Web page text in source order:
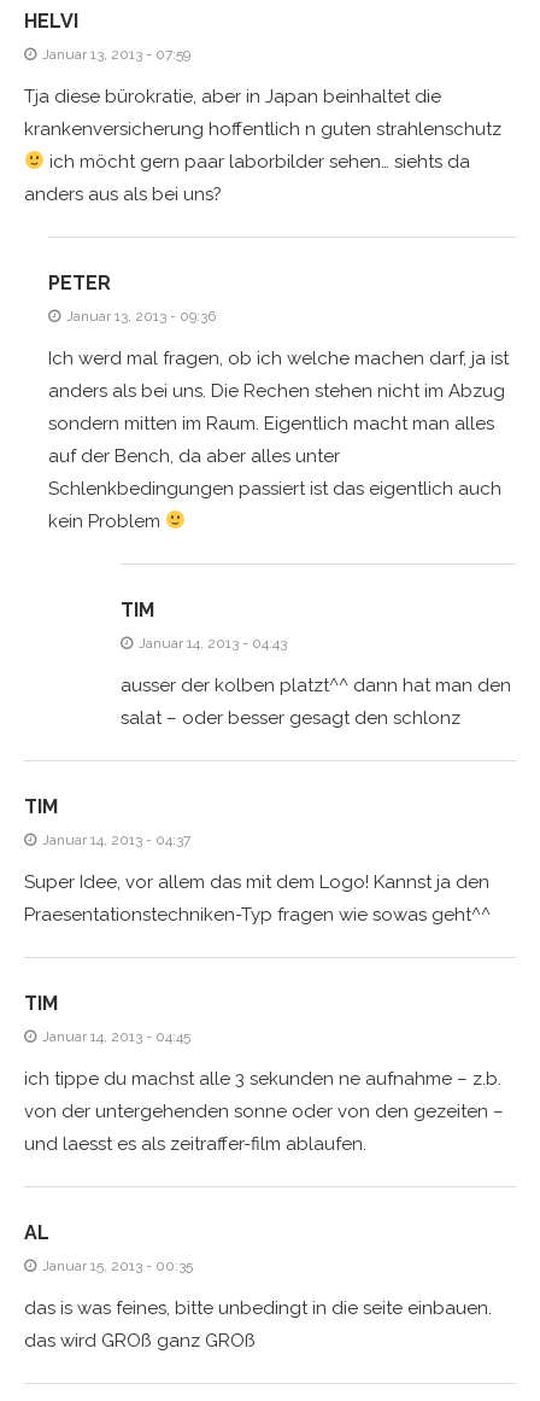
HELVI
Januar 13, 2013 - 07:59
Tja diese bürokratie, aber in Japan beinhaltet die
krankenversicherung hoffentlich n guten strahlenschutz
ich möcht gern paar laborbilder sehen… siehts da
anders aus als bei uns?
PETER
Januar 13, 2013 - 09:36
Ich werd mal fragen, ob ich welche machen darf, ja ist
anders als bei uns. Die Rechen stehen nicht im Abzug
sondern mitten im Raum. Eigentlich macht man alles
auf der Bench, da aber alles unter
Schlenkbedingungen passiert ist das eigentlich auch
kein Problem
TIM
Januar 14, 2013 - 04:43
ausser der kolben platzt^^ dann hat man den
salat – oder besser gesagt den schlonz
TIM
Januar 14, 2013 - 04:37
Super Idee, vor allem das mit dem Logo! Kannst ja den
Praesentationstechniken-Typ fragen wie sowas geht^^
TIM
Januar 14, 2013 - 04:45
ich tippe du machst alle 3 sekunden ne aufnahme – z.b.
von der untergehenden sonne oder von den gezeiten –
und laesst es als zeitraffer-film ablaufen.
AL
Januar 15, 2013 - 00:35
das is was feines, bitte unbedingt in die seite einbauen.
das wird GROß ganz GROß